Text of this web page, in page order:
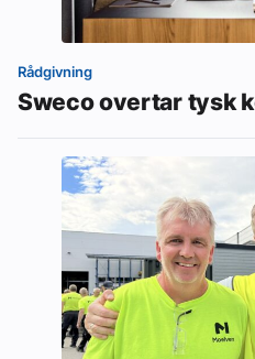
Rådgivning
Sweco overtar tysk